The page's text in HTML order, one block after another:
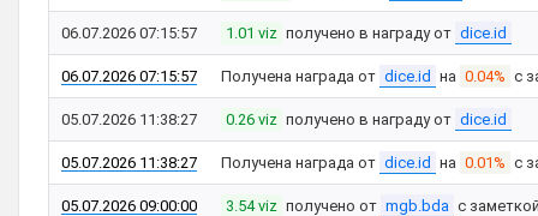
06.07.2026 07:15:57 1.01 viz получено в награду от dice.id
06.07.2026 07:15:57 Получена награда от dice.id на 0.04% с
05.07.2026 11:38:27 0.26 viz получено в награду от dice.id
05.07.2026 11:38:27 Получена награда от dice.id на 0.01% с
05.07.2026 09:00:00 3.54 viz получено от mgb.bda с